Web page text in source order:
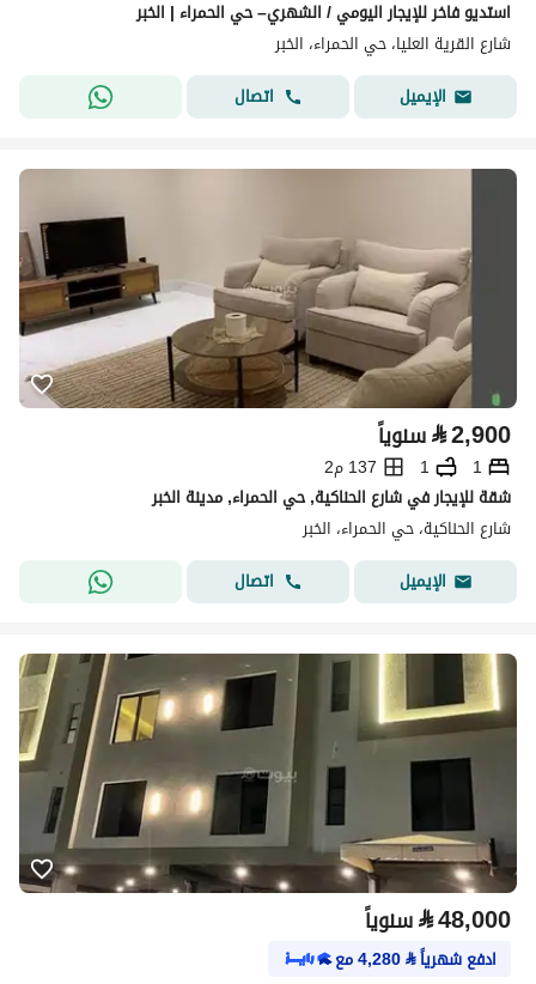
استديو فاخر للإيجار اليومي / الشهري– حي الحمراء | الخبر
شارع القرية العليا، حي الحمراء، الخبر
الإيميل
اتصال
⃁2,900 سنوياً
1
1
137 م2
شقة للإيجار في شارع الحناكية, حي الحمراء, مدينة الخبر
شارع الحناكية، حي الحمراء، الخبر
الإيميل
اتصال
⃁48,000 سنوياً
ادفع شهرياً⃁
4,280مع